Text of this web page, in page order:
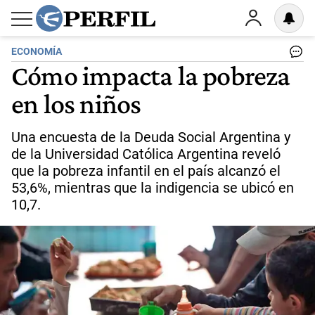
ECONOMÍA
Cómo impacta la pobreza
en los niños
Una encuesta de la Deuda Social Argentina y
de la Universidad Católica Argentina reveló
que la pobreza infantil en el país alcanzó el
53,6%, mientras que la indigencia se ubicó en
10,7.